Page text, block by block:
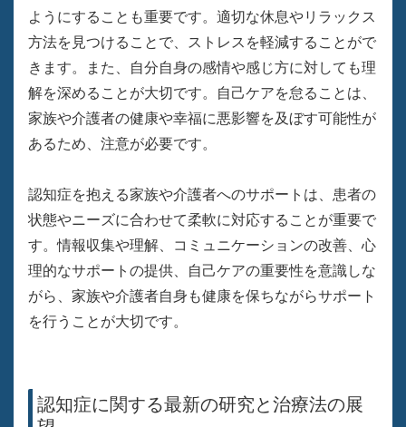
ようにすることも重要です。適切な休息やリラックス
方法を見つけることで、ストレスを軽減することがで
きます。また、自分自身の感情や感じ方に対しても理
解を深めることが大切です。自己ケアを怠ることは、
家族や介護者の健康や幸福に悪影響を及ぼす可能性が
あるため、注意が必要です。
認知症を抱える家族や介護者へのサポートは、患者の
状態やニーズに合わせて柔軟に対応することが重要で
す。情報収集や理解、コミュニケーションの改善、心
理的なサポートの提供、自己ケアの重要性を意識しな
がら、家族や介護者自身も健康を保ちながらサポート
を行うことが大切です。
認知症に関する最新の研究と治療法の展